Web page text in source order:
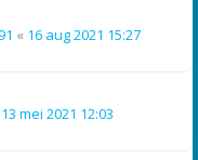
« 16 aug 2021 15:27
13 mei 2021 12:03